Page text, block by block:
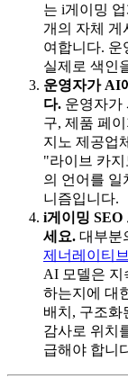
는 i게이밍
개의 자체 게
여합니다. 운
실제로 색인
운영자가 AI
다. 운영자가
구, 제품 페
지노 제공업
"라이브 카
의 언어를 일
니즘입니다.
i게이밍 SEO
세요. 대부분
제너레이티
AI 모델은 지
하는지에 대
배치, 구조화
감사로 위치
급해야 합니